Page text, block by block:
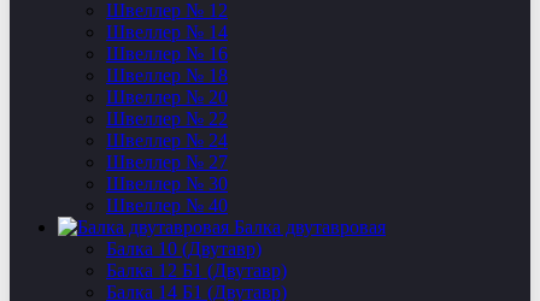
Швеллер № 12
Швеллер № 14
Швеллер № 16
Швеллер № 18
Швеллер № 20
Швеллер № 22
Швеллер № 24
Швеллер № 27
Швеллер № 30
Швеллер № 40
Балка двутавровая
Балка 10 (Двутавр)
Балка 12 Б1 (Двутавр)
Балка 14 Б1 (Двутавр)